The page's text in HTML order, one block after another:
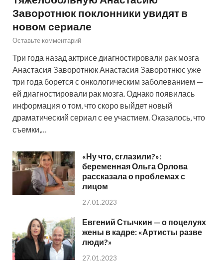
Заворотнюк поклонники увидят в
новом сериале
Оставьте комментарий
Три года назад актрисе диагностировали рак мозга
Анастасия Заворотнюк Анастасия Заворотнюс уже
три года борется с онкологическим заболеванием —
ей диагностировали рак мозга. Однако появилась
информация о том, что скоро выйдет новый
драматический сериал с ее участием. Оказалось, что
съемки,…
«Ну что, сглазили?»:
беременная Ольга Орлова
рассказала о проблемах с
лицом
27.01.2023
Евгений Стычкин — о поцелуях
жены в кадре: «Артисты разве
люди?»
27.01.2023